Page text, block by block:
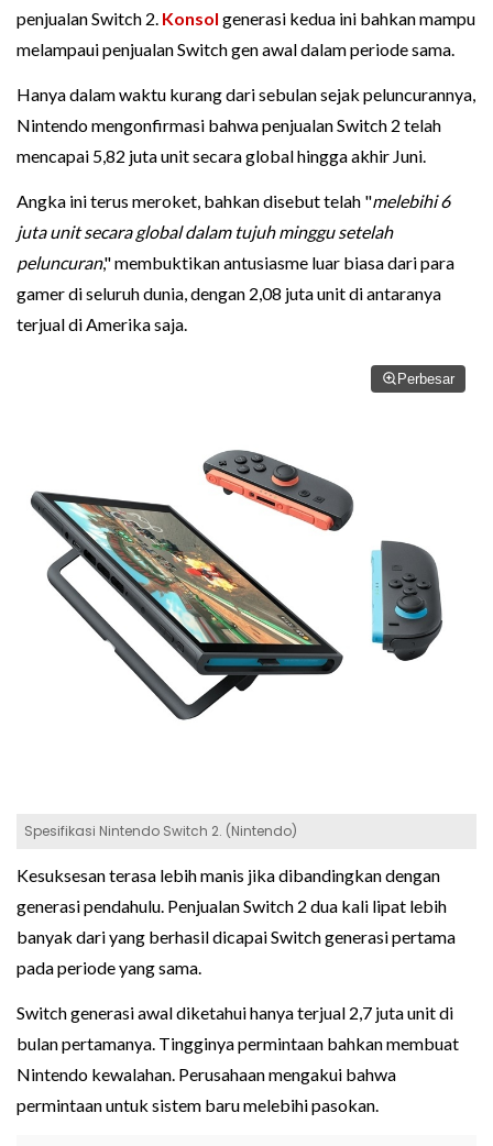
penjualan Switch 2. Konsol generasi kedua ini bahkan mampu
melampaui penjualan Switch gen awal dalam periode sama.
Hanya dalam waktu kurang dari sebulan sejak peluncurannya,
Nintendo mengonfirmasi bahwa penjualan Switch 2 telah
mencapai 5,82 juta unit secara global hingga akhir Juni.
Angka ini terus meroket, bahkan disebut telah "melebihi 6
juta unit secara global dalam tujuh minggu setelah
peluncuran," membuktikan antusiasme luar biasa dari para
gamer di seluruh dunia, dengan 2,08 juta unit di antaranya
terjual di Amerika saja.
Perbesar
Spesifikasi Nintendo Switch 2. (Nintendo)
Kesuksesan terasa lebih manis jika dibandingkan dengan
generasi pendahulu. Penjualan Switch 2 dua kali lipat lebih
banyak dari yang berhasil dicapai Switch generasi pertama
pada periode yang sama.
Switch generasi awal diketahui hanya terjual 2,7 juta unit di
bulan pertamanya. Tingginya permintaan bahkan membuat
Nintendo kewalahan. Perusahaan mengakui bahwa
permintaan untuk sistem baru melebihi pasokan.